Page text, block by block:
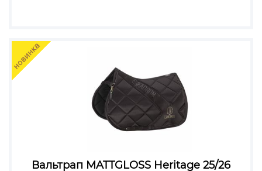
Вальтрап MATTGLOSS Heritage 25/26